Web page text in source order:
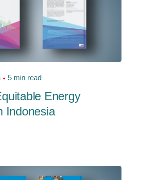
5 min read
Energy
Indonesia